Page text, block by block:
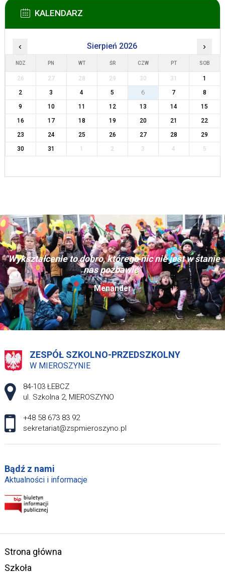
KALENDARZ
‹ Sierpień 2026 ›
NDZ PN WT ŚR CZW PT SOB
26 27 28 29 30 31
1
2
3 4 5 6 7
8
9
10 11 12 13 14
15
16
17 18 19 20 21
22
23
24 25 26 27 28
29
30
31 1 2 3 4 5
"Wykształcenie to dobro, którego nic nie jest w stanie
nas pozbawić"
Menander
ZESPÓŁ SZKOLNO-PRZEDSZKOLNY
W MIEROSZYNIE
Adres pocztowy:
84-103 ŁEBCZ
ul. Szkolna 2, MIEROSZYNO
+48 58 673 83 92
sekretariat@zspmieroszyno.pl
Bądź z nami
Aktualności i informacje
Strona główna
Szkoła